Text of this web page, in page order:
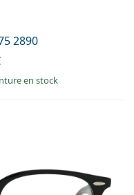
2890
en stock